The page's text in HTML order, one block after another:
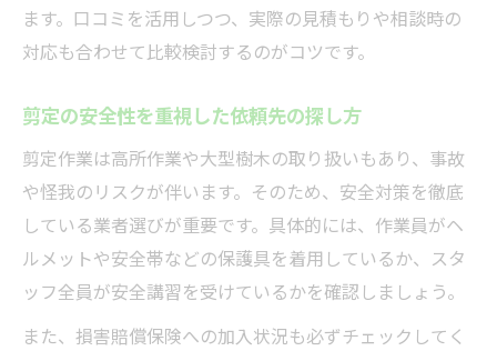
ます。口コミを活用しつつ、実際の見積もりや相談時の
対応も合わせて比較検討するのがコツです。
剪定の安全性を重視した依頼先の探し方
剪定作業は高所作業や大型樹木の取り扱いもあり、事故
や怪我のリスクが伴います。そのため、安全対策を徹底
している業者選びが重要です。具体的には、作業員がヘ
ルメットや安全帯などの保護具を着用しているか、スタ
ッフ全員が安全講習を受けているかを確認しましょう。
また、損害賠償保険への加入状況も必ずチェックしてく